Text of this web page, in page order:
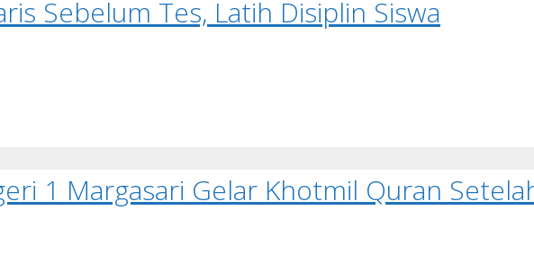
Sebelum Tes, Latih Disiplin Siswa
1 Margasari Gelar Khotmil Quran